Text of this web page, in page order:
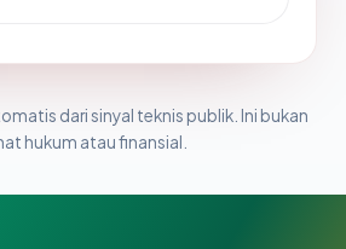
dari sinyal teknis publik. Ini bukan
hukum atau finansial.